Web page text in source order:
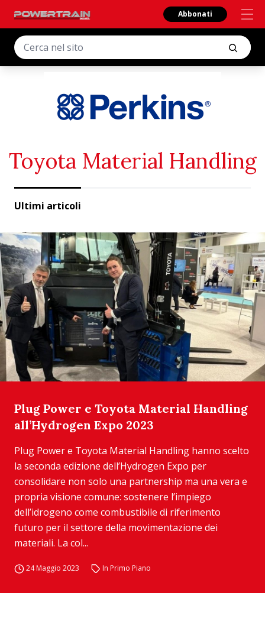
Abbonati
Toyota Material Handling
Ultimi articoli
Plug Power e Toyota Material Handling
all’Hydrogen Expo 2023
Plug Power e Toyota Material Handling hanno scelto
la seconda edizione dell’Hydrogen Expo per
consolidare non solo una partnership ma una vera e
propria visione comune: sostenere l’impiego
dell’idrogeno come combustibile di riferimento
futuro per il settore della movimentazione dei
materiali. La col...
24 Maggio 2023 In Primo Piano